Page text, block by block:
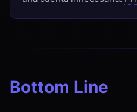
Bottom Line